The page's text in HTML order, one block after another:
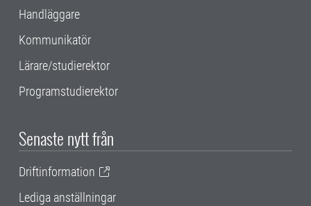
Handläggare
Kommunikatör
Lärare/studierektor
Programstudierektor
Senaste nytt från
Driftinformation
Lediga anställningar